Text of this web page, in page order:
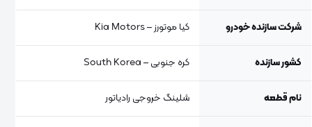
شرکت سازنده خودرو کیا موتورز – Kia Motors
کشور سازنده کره جنوبی – South Korea
نام قطعه شلینگ خروجی رادیاتور